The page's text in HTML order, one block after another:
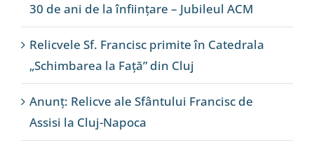
30 de ani de la înființare – Jubileul ACM
Relicvele Sf. Francisc primite în Catedrala
„Schimbarea la Față” din Cluj
Anunț: Relicve ale Sfântului Francisc de
Assisi la Cluj-Napoca